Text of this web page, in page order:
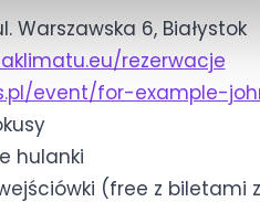
Warszawska 6, Białystok
rezerwacje
event/for-example-
hulanki
(free z biletami